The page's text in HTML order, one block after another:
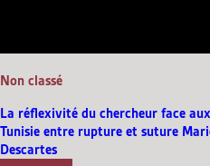
Non classé
La réflexivité du chercheur face
Tunisie entre rupture et suture
Descartes